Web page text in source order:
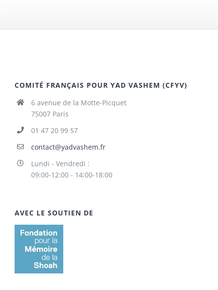
COMITÉ FRANÇAIS POUR YAD VASHEM (CFYV)
6 avenue de la Motte-Picquet
75007 Paris
01 47 20 99 57
contact@yadvashem.fr
Lundi - Vendredi :
09:00-12:00 - 14:00-18:00
AVEC LE SOUTIEN DE